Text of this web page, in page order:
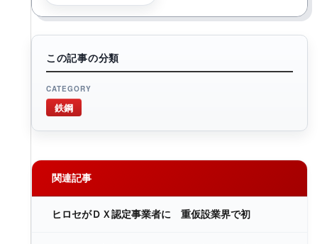
この記事の分類
CATEGORY
鉄鋼
関連記事
ヒロセがＤＸ認定事業者に 重仮設業界で初